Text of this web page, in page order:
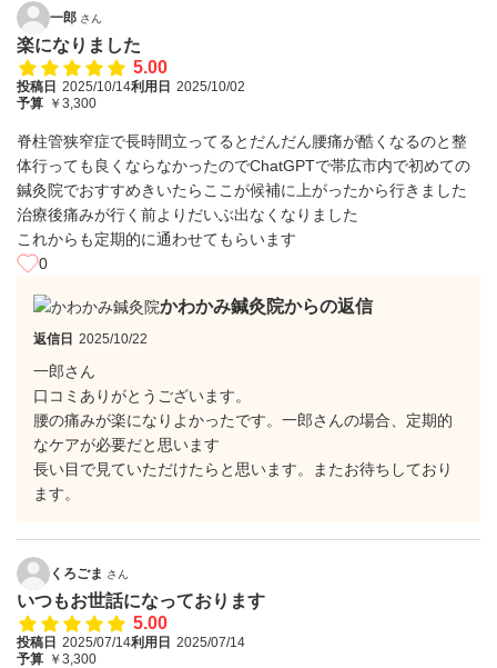
一郎 さん
楽になりました
5.00
投稿日 2025/10/14利用日 2025/10/02
予算 ￥3,300
脊柱管狭窄症で長時間立ってるとだんだん腰痛が酷くなるのと整
体行っても良くならなかったのでChatGPTで帯広市内で初めての
鍼灸院でおすすめきいたらここが候補に上がったから行きました
治療後痛みが行く前よりだいぶ出なくなりました
これからも定期的に通わせてもらいます
0
かわかみ鍼灸院からの返信
返信日 2025/10/22
一郎さん
口コミありがとうございます。
腰の痛みが楽になりよかったです。一郎さんの場合、定期的
なケアが必要だと思います
長い目で見ていただけたらと思います。またお待ちしており
ます。
くろごま さん
いつもお世話になっております
5.00
投稿日 2025/07/14利用日 2025/07/14
予算 ￥3,300